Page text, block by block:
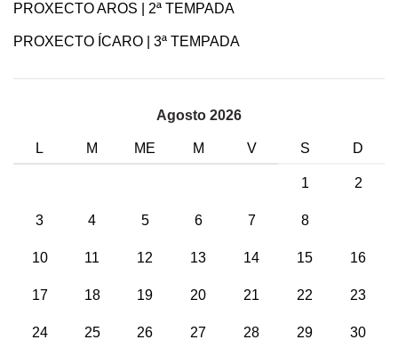
PROXECTO AROS | 2ª TEMPADA
PROXECTO ÍCARO | 3ª TEMPADA
Agosto 2026
L M ME M V S D
1 2
3 4 5 6 7 8
10 11 12 13 14 15 16
17 18 19 20 21 22 23
24 25 26 27 28 29 30